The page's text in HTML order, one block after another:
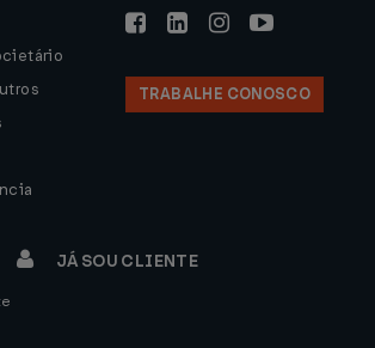
TRABALHE CONOSCO
JÁ SOU CLIENTE